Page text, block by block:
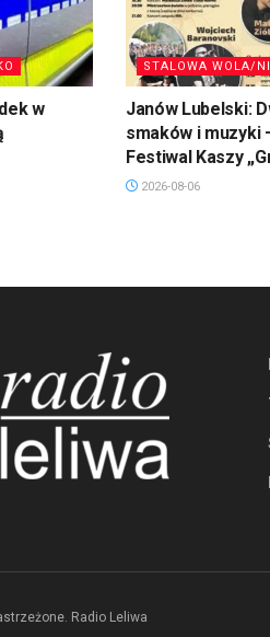
w
STALOWA WOLA/
Janów Lubelski:
smaków i muzyki –
Festiwal Kaszy
2026-08-06
Radio Leliwa